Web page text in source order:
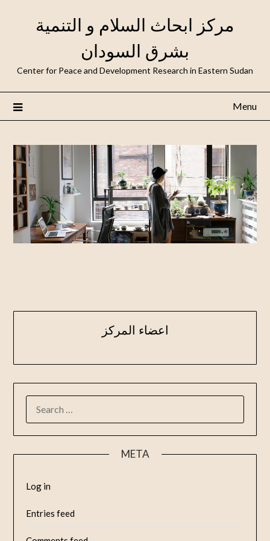
مركز ابحاث السلام و التنمية
بشرق السودان
Center for Peace and Development Research in Eastern Sudan
Menu
اعضاء المركز
META
Log in
Entries feed